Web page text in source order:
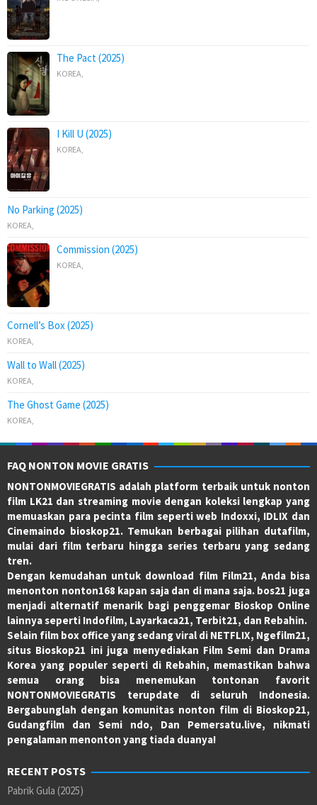
The Pact (2025)
KOREA,
I Kill U (2025)
KOREA,
No Parking (2025)
KOREA,
Commission (2025)
KOREA,
Cornell’s Box (2025)
KOREA,
Wall to Wall (2025)
KOREA,
The Ghost Game (2025)
KOREA,
FAQ NONTON MOVIE GRATIS
NONTONMOVIEGRATIS adalah platform terbaik untuk nonton
film LK21 dan streaming movie dengan koleksi lengkap yang
memuaskan para pecinta film seperti web Indoxxi, IDLIX dan
Cinemaindo bioskop21. Temukan berbagai pilihan dutafilm,
mulai dari film terbaru hingga series terbaru yang sedang
tren.
Dengan kemudahan untuk download film Film21, Anda bisa
menonton nonton168 kapan saja dan di mana saja. bos21 juga
menjadi alternatif menarik bagi penggemar Bioskop Online
lainnya seperti Indofilm, Layarkaca21, Terbit21, dan Rebahin.
Selain film box office yang sedang viral di NETFLIX, Ngefilm21,
situs Bioskop21 ini juga menyediakan Film Semi dan Drama
Korea yang populer seperti di Rebahin, memastikan bahwa
semua orang bisa menemukan tontonan favorit
NONTONMOVIEGRATIS terupdate di seluruh Indonesia.
Bergabunglah dengan komunitas nonton film di Bioskop21,
Gudangfilm dan Semi ndo, Dan Pemersatu.live, nikmati
pengalaman menonton yang tiada duanya!
RECENT POSTS
Pabrik Gula (2025)